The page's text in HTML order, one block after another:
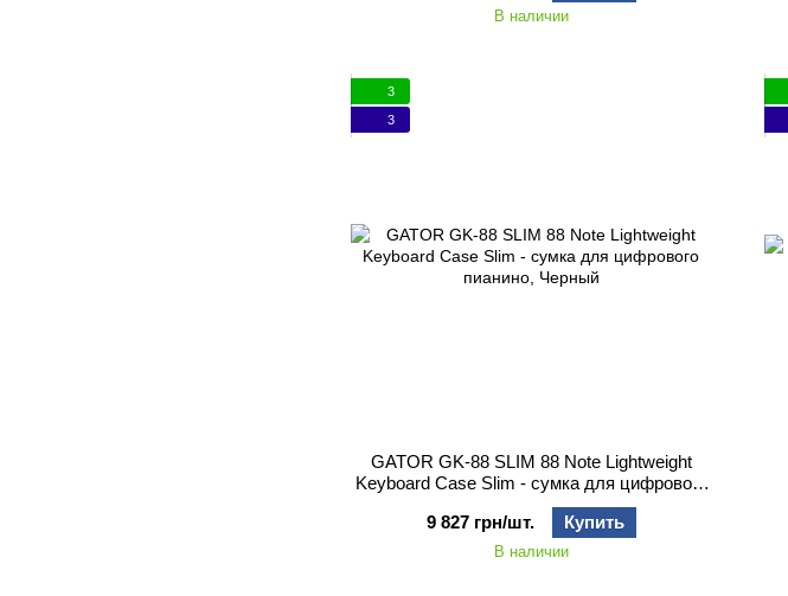
В наличии
3
3
GATOR GK-88 SLIM 88 Note Lightweight
Keyboard Case Slim - сумка для цифрового
пианино
9 827 грн/шт.
Купить
В наличии